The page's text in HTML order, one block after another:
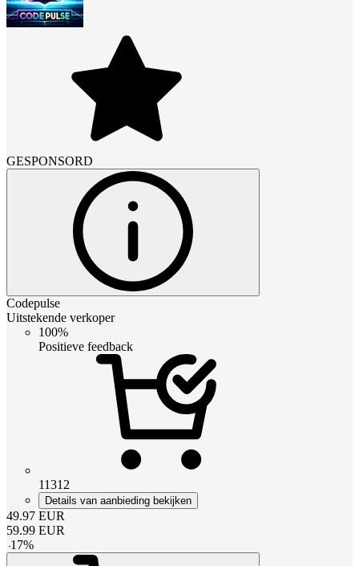
GESPONSORD
Codepulse
Uitstekende verkoper
100%
Positieve feedback
11312
Details van aanbieding bekijken
49.97 EUR
59.99 EUR
-17%